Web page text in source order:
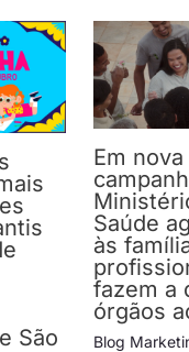
São
Em nova
Saúde
às
fazem a
órgãos
Blog